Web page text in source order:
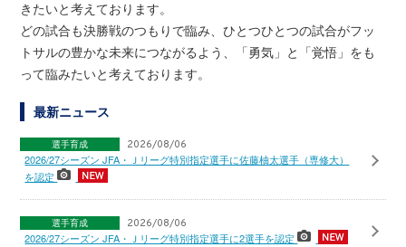
きたいと考えております。
どの試合も決勝戦のつもりで臨み、ひとつひとつの試合がフッ
トサルの豊かな未来につながるよう、「勇気」と「覚悟」をも
って臨みたいと考えております。
最新ニュース
選手育成 2026/08/06
2026/27シーズン JFA・Ｊリーグ特別指定選手に佐藤柚太選手（専修大）
を認定
選手育成 2026/08/06
2026/27シーズン JFA・Ｊリーグ特別指定選手に2選手を認定